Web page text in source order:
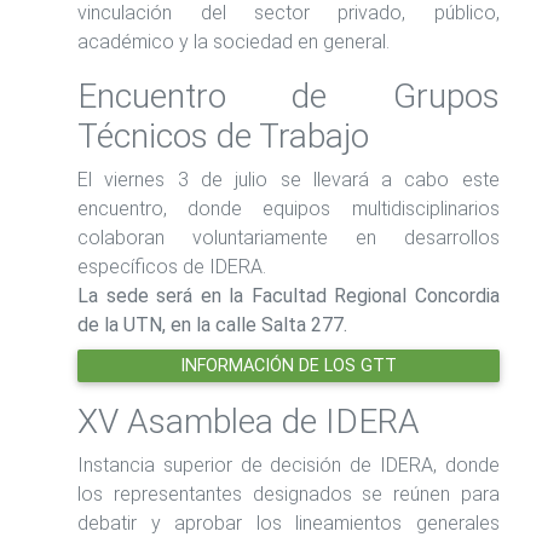
vinculación del sector privado, público,
académico y la sociedad en general.
Encuentro de Grupos
Técnicos de Trabajo
El viernes 3 de julio se llevará a cabo este
encuentro, donde equipos multidisciplinarios
colaboran voluntariamente en desarrollos
específicos de IDERA.
La sede será en la Facultad Regional Concordia
de la UTN, en la calle Salta 277.
INFORMACIÓN DE LOS GTT
XV Asamblea de IDERA
Instancia superior de decisión de IDERA, donde
los representantes designados se reúnen para
debatir y aprobar los lineamientos generales